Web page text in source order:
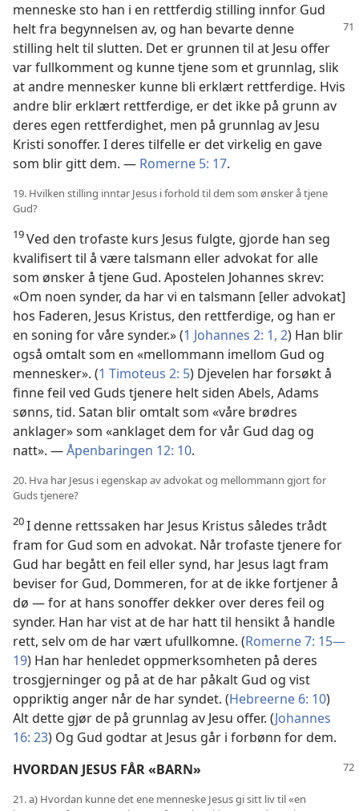
menneske sto han i en rettferdig stilling innfor Gud
helt fra begynnelsen av, og han bevarte denne
stilling helt til slutten. Det er grunnen til at Jesu offer
var fullkomment og kunne tjene som et grunnlag, slik
at andre mennesker kunne bli erklært rettferdige. Hvis
andre blir erklært rettferdige, er det ikke på grunn av
deres egen rettferdighet, men på grunnlag av Jesu
Kristi sonoffer. I deres tilfelle er det virkelig en gave
som blir gitt dem. — Romerne 5: 17.
19. Hvilken stilling inntar Jesus i forhold til dem som ønsker å tjene
Gud?
19Ved den trofaste kurs Jesus fulgte, gjorde han seg
kvalifisert til å være talsmann eller advokat for alle
som ønsker å tjene Gud. Apostelen Johannes skrev:
«Om noen synder, da har vi en talsmann [eller advokat]
hos Faderen, Jesus Kristus, den rettferdige, og han er
en soning for våre synder.» (1 Johannes 2: 1, 2) Han blir
også omtalt som en «mellommann imellom Gud og
mennesker». (1 Timoteus 2: 5) Djevelen har forsøkt å
finne feil ved Guds tjenere helt siden Abels, Adams
sønns, tid. Satan blir omtalt som «våre brødres
anklager» som «anklaget dem for vår Gud dag og
natt». —Åpenbaringen 12: 10.
20. Hva har Jesus i egenskap av advokat og mellommann gjort for
Guds tjenere?
20I denne rettssaken har Jesus Kristus således trådt
fram for Gud som en advokat. Når trofaste tjenere for
Gud har begått en feil eller synd, har Jesus lagt fram
beviser for Gud, Dommeren, for at de ikke fortjener å
dø — for at hans sonoffer dekker over deres feil og
synder. Han har vist at de har hatt til hensikt å handle
rett, selv om de har vært ufullkomne. (Romerne 7: 15—
19) Han har henledet oppmerksomheten på deres
trosgjerninger og på at de har påkalt Gud og vist
oppriktig anger når de har syndet. (Hebreerne 6: 10)
Alt dette gjør de på grunnlag av Jesu offer. (Johannes
16: 23) Og Gud godtar at Jesus går i forbønn for dem.
HVORDAN JESUS FÅR «BARN»
21. a) Hvordan kunne det ene menneske Jesus gi sitt liv til «en